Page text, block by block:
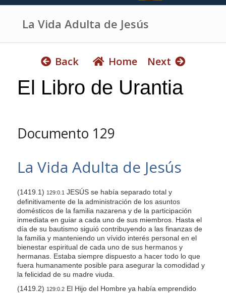
T
s
La Vida Adulta de Jesús
Back Home Next
El Libro de Urantia
Documento 129
La Vida Adulta de Jesús
(1419.1) 129:0.1 JESÚS se había separado total y
definitivamente de la administración de los asuntos
domésticos de la familia nazarena y de la participación
inmediata en guiar a cada uno de sus miembros. Hasta el
día de su bautismo siguió contribuyendo a las finanzas de
la familia y manteniendo un vívido interés personal en el
bienestar espiritual de cada uno de sus hermanos y
hermanas. Estaba siempre dispuesto a hacer todo lo que
fuera humanamente posible para asegurar la comodidad y
la felicidad de su madre viuda.
(1419.2) 129:0.2El Hijo del Hombre ya había emprendido